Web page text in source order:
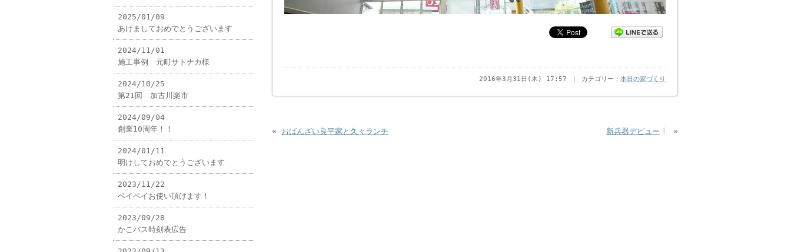
2016年3月31日(木) 17:57 ｜ カテゴリー： 本日の家づくり
« おばんざい良平家と久々ランチ 新兵器デビュー »
2025/01/09
あけましておめでとうございます
2024/11/01
施工事例 元町サトナカ様
2024/10/25
第21回 加古川楽市
2024/09/04
創業10周年！！
2024/01/11
明けしておめでとうございます
2023/11/22
ペイペイお使い頂けます！
2023/09/28
かこバス時刻表広告